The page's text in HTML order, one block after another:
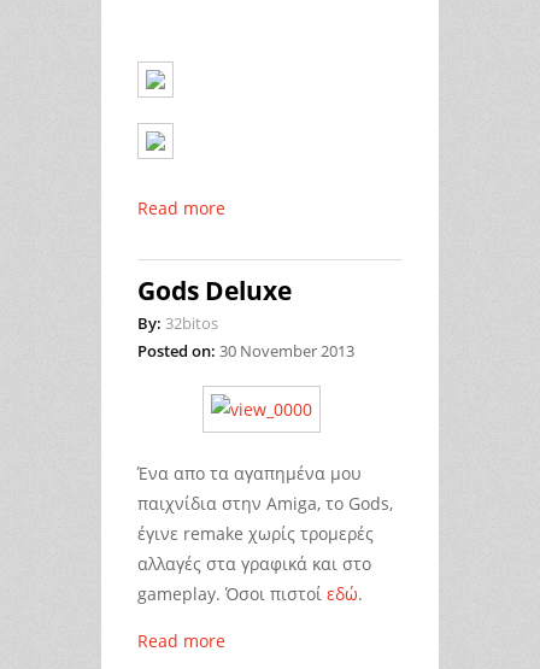
Read more
Gods Deluxe
By: 32bitos
Posted on: 30 November 2013
Ένα απο τα αγαπημένα μου
παιχνίδια στην Amiga, το Gods,
έγινε remake χωρίς τρομερές
αλλαγές στα γραφικά και στο
gameplay. Όσοι πιστοί εδώ.
Read more